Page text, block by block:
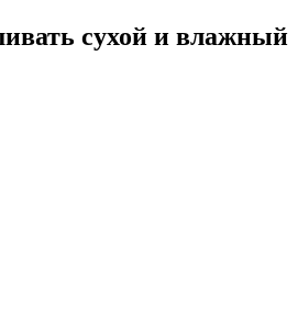
сухой и влажный